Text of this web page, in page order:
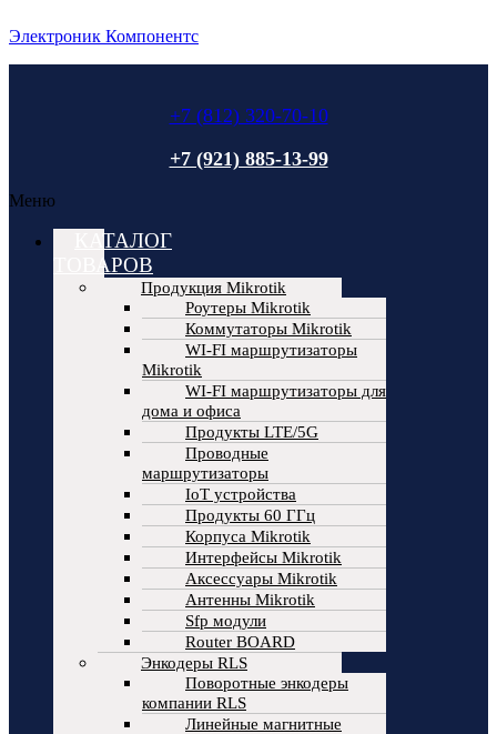
Электроник Компонентс
+7 (812) 320-70-10
+7 (921) 885-13-99
Меню
КАТАЛОГ
ТОВАРОВ
Продукция Mikrotik
Роутеры Mikrotik
Коммутаторы Mikrotik
WI-FI маршрутизаторы
Mikrotik
WI-FI маршрутизаторы для
дома и офиса
Продукты LTE/5G
Проводные
маршрутизаторы
IoT устройства
Продукты 60 ГГц
Корпуса Mikrotik
Интерфейсы Mikrotik
Аксессуары Mikrotik
Антенны Mikrotik
Sfp модули
Router BOARD
Энкодеры RLS
Поворотные энкодеры
компании RLS
Линейные магнитные